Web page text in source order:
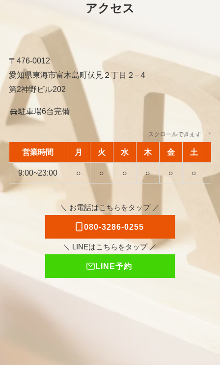
アクセス
〒476-0012
愛知県東海市富木島町伏見２丁目２−４
第2神野ビル202
駐車場6台完備
スクロールできます
営業時間 月 火 水 木 金 土
9:00~23:00 ○ ○ ○ ○ ○ ○ ○
＼ お電話はこちらをタップ ／
080-3286-0255
＼ LINEはこちらをタップ ／
LINE予約